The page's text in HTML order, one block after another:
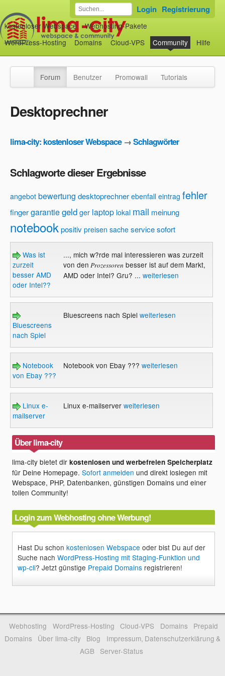
kostenloser Webspace
Webhosting-Pakete
WordPress-Hosting
Domains Cloud-VPS Community Hilfe
Login Registrierung
Forum Benutzer Promowall Tutorials
Desktoprechner
lima-city: kostenloser Webspace→Schlagwörter
Schlagworte dieser Ergebnisse
angebot bewertung desktoprechner ebenfall eintrag fehler
fingergarantiegeld ger laptop lokal mail meinung
notebookpositiv preisen sache servicesofort
Was ist
zurzeit
besser AMD
oder Intel??
..., mich w?rde mal interessieren was zurzeit
von den Prozessorenbesser ist auf dem Markt,
AMD oder Intel? Gru? ... weiterlesen
Bluescreens
nach Spiel
Bluescreens nach Spiel weiterlesen
Notebook
von Ebay ???
Notebook von Ebay ??? weiterlesen
Linux e-
mailserver
Linux e-mailserver weiterlesen
Über lima-city
lima-city bietet dirkostenlosen und werbefreien Speicherplatz
für Deine Homepage.Sofort anmelden und direkt loslegen mit
Webspace, PHP, Datenbanken, günstigen Domains und einer
tollen Community!
Login zum Webhosting ohne Werbung!
Hast Du schonkostenlosen Webspace oder bist Du auf der
Suche nachWordPress-Hosting mit Staging-Funktion und
wp-cli? Jetzt günstige Prepaid Domains registrieren!
Webhosting WordPress-Hosting Cloud-VPS Domains
Prepaid
Domains
Über lima-city Blog
Impressum, Datenschutzerklärung &
AGB
Server-Status